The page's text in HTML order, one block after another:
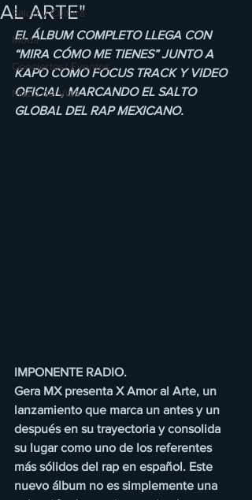
Salud y Cultura
Moda
Conciertos/ Eventos
Modo de Vida
AL ARTE"
EL ÁLBUM COMPLETO LLEGA CON
“MIRA CÓMO ME TIENES” JUNTO A
KAPO COMO FOCUS TRACK Y VIDEO
OFICIAL, MARCANDO EL SALTO
GLOBAL DEL RAP MEXICANO.
IMPONENTE RADIO.
Gera MX presenta X Amor al Arte, un
lanzamiento que marca un antes y un
después en su trayectoria y consolida
su lugar como uno de los referentes
más sólidos del rap en español. Este
nuevo álbum no es simplemente una